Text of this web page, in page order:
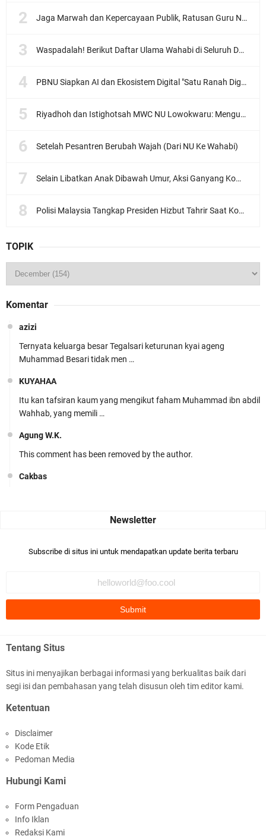
Jaga Marwah dan Kepercayaan Publik, Ratusan Guru Ngaji Kota Malang Serukan Deklarasi Ramah Anak
Waspadalah! Berikut Daftar Ulama Wahabi di Seluruh Dunia dan Karya-karyanya
PBNU Siapkan AI dan Ekosistem Digital "Satu Ranah Digital untuk Ulama", Siap Diluncurkan dalam Waktu Dekat!
Riyadhoh dan Istighotsah MWC NU Lowokwaru: Menguatkan Doa, Menjalin Ukhuwah Menyambut Muktamar NU ke-35
Setelah Pesantren Berubah Wajah (Dari NU Ke Wahabi)
Selain Libatkan Anak Dibawah Umur, Aksi Ganyang Komunis Jadi Sorotan Karena Ada Narasi Halal Sembelih Orang
Polisi Malaysia Tangkap Presiden Hizbut Tahrir Saat Konferensi Pers
TOPIK
Komentar
azizi
Ternyata keluarga besar Tegalsari keturunan kyai ageng
Muhammad Besari tidak men …
KUYAHAA
Itu kan tafsiran kaum yang mengikut faham Muhammad ibn abdil
Wahhab, yang memili …
Agung W.K.
This comment has been removed by the author.
Cakbas
Bismillaah semoga pembuat artikel Alloh berikan pemahaman yg
Ada sejumlah pertanyaan kepada Anda dan jawablah dengan
mengikuti ust. K …
Anonymous
Anonymous
It has proved a key customer retention tool for sports activities
guide operator …
Subscribe di situs ini untuk mendapatkan update berita terbaru
Tentang Situs
Situs ini menyajikan berbagai informasi yang berkualitas baik dari
segi isi dan pembahasan yang telah disusun oleh tim editor kami.
Ketentuan
Disclaimer
Kode Etik
Pedoman Media
Hubungi Kami
Form Pengaduan
Info Iklan
Redaksi Kami